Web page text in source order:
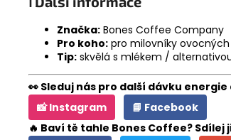
Značka: Bones Coffee Company
Pro koho: pro milovníky
Tip: skvělá s mlékem /
👀 Sleduj nás pro další dávku
📸 Instagram
📘 Facebook
🔥 Baví tě tahle Bones Coffee? Sdílej